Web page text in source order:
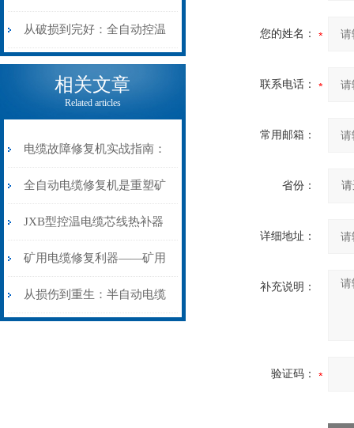
机械密码
从入门到精通
从破损到完好：全自动控温
电缆热补机的核心价值
相关文章
Related articles
电缆故障修复机实战指南：
从“盲测”到“精确定点”的三
步作业法
全自动电缆修复机是重塑矿
山电力动脉的“智能外科医
生”
JXB型控温电缆芯线热补器
安装与接线：精准修复的工
艺基石
矿用电缆修复利器——矿用
电缆热补机智能控温，安全
从损伤到重生：半自动电缆
您的姓名：
联系电话：
常用邮箱：
省份：
详细地址：
补充说明：
验证码：